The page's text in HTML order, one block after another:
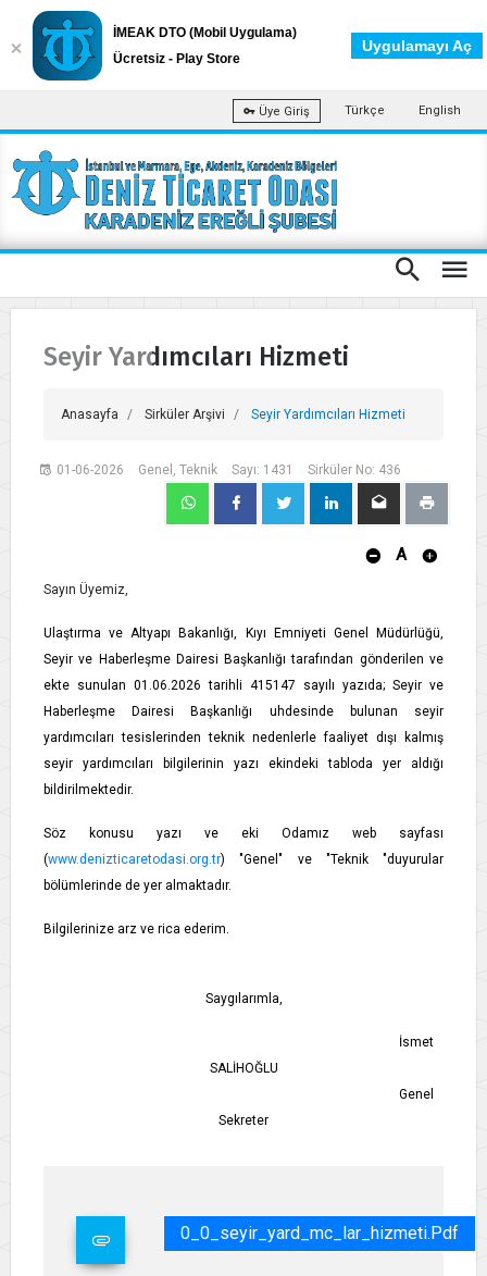
Üye Giriş Türkçe English
Seyir Yardımcıları Hizmeti
Anasayfa Sirküler Arşivi Seyir Yardımcıları Hizmeti
01-06-2026 Genel, Teknik Sayı: 1431 Sirküler No: 436
A
Sayın Üyemiz,
Ulaştırma ve Altyapı Bakanlığı, Kıyı Emniyeti Genel Müdürlüğü,
Seyir ve Haberleşme Dairesi Başkanlığı tarafından gönderilen ve
ekte sunulan 01.06.2026 tarihli 415147 sayılı yazıda; Seyir ve
Haberleşme Dairesi Başkanlığı uhdesinde bulunan seyir
yardımcıları tesislerinden teknik nedenlerle faaliyet dışı kalmış
seyir yardımcıları bilgilerinin yazı ekindeki tabloda yer aldığı
bildirilmektedir.
Söz konusu yazı ve eki Odamız web sayfası
(www.denizticaretodasi.org.tr) "Genel" ve "Teknik "duyurular
bölümlerinde de yer almaktadır.
Bilgilerinize arz ve rica ederim.
Saygılarımla,
İsmet
SALİHOĞLU
Genel
Sekreter
0_0_seyir_yard_mc_lar_hizmeti.pdf
İMEAK DTO (Mobil Uygulama)
Ücretsiz - Play Store
Uygulamayı Aç